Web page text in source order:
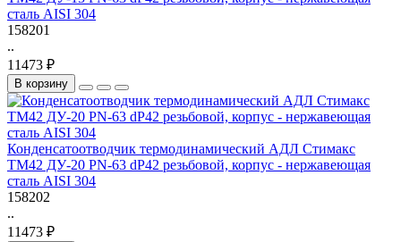
сталь AISI 304
158201
..
11473 ₽
В корзину
Конденсатоотводчик термодинамический АДЛ Стимакс
TM42 ДУ-20 PN-63 dP42 резьбовой, корпус - нержавеющая
сталь AISI 304
158202
..
11473 ₽